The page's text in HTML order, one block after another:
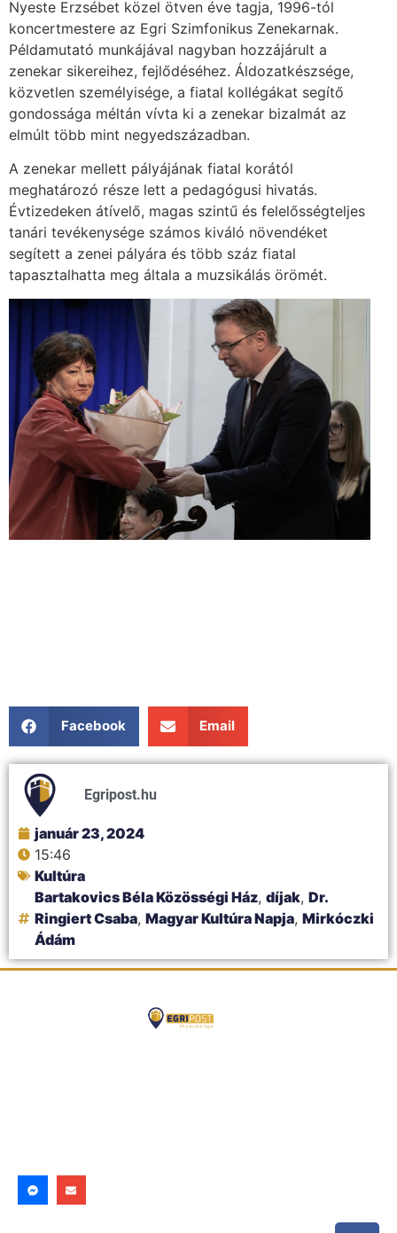
Nyeste Erzsébet közel ötven éve tagja, 1996-tól
koncertmestere az Egri Szimfonikus Zenekarnak.
Példamutató munkájával nagyban hozzájárult a
zenekar sikereihez, fejlődéséhez. Áldozatkészsége,
közvetlen személyisége, a fiatal kollégákat segítő
gondossága méltán vívta ki a zenekar bizalmát az
elmúlt több mint negyedszázadban.
A zenekar mellett pályájának fiatal korától
meghatározó része lett a pedagógusi hivatás.
Évtizedeken átívelő, magas szintű és felelősségteljes
tanári tevékenysége számos kiváló növendéket
segített a zenei pályára és több száz fiatal
tapasztalhatta meg általa a muzsikálás örömét.
Facebook Email
Egripost.hu
január 23, 2024
15:46
Kultúra
Bartakovics Béla Közösségi Ház, díjak, Dr.
Ringiert Csaba, Magyar Kultúra Napja, Mirkóczki
Ádám